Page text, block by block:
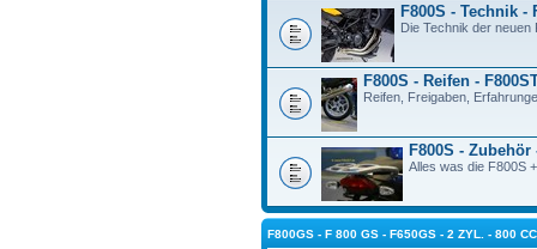
F800S - Technik -
Die Technik der neuen
F800S - Reifen -
Reifen, Freigaben,
F800S - Zubehör
Alles was die F800S
F800GS - F 800 GS - F650GS - 2 ZYL. - 800